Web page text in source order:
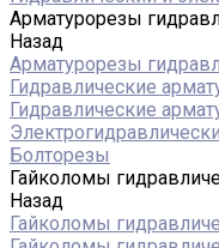
Арматурорезы
Назад
Арматурорезы
Гидравлические
Гидравлические
Болторезы
Гайколомы
Назад
Гайколомы